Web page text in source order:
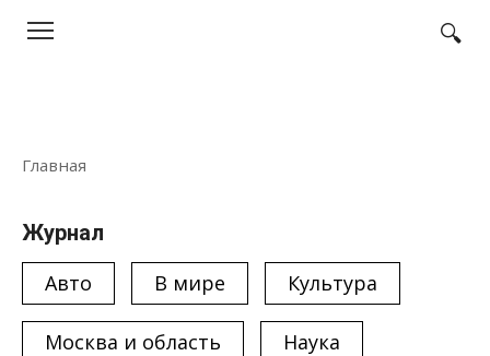
Главная
Журнал
Авто
В мире Культура
Москва и область Наука